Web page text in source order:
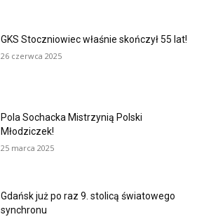
GKS Stoczniowiec właśnie skończył 55 lat!
26 czerwca 2025
Pola Sochacka Mistrzynią Polski
Młodziczek!
25 marca 2025
Gdańsk już po raz 9. stolicą światowego
synchronu